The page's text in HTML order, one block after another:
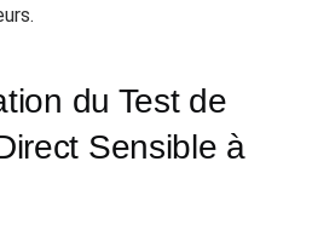
du Test de
Sensible à